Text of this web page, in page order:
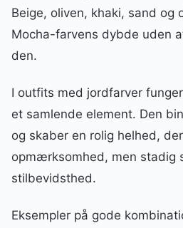
Beige, oliven, khaki, sand
Mocha-farvens dybde uden
den.
I outfits med jordfarver
et samlende element. Den
og skaber en rolig helhed,
opmærksomhed, men stadig
stilbevidsthed.
Eksempler på gode